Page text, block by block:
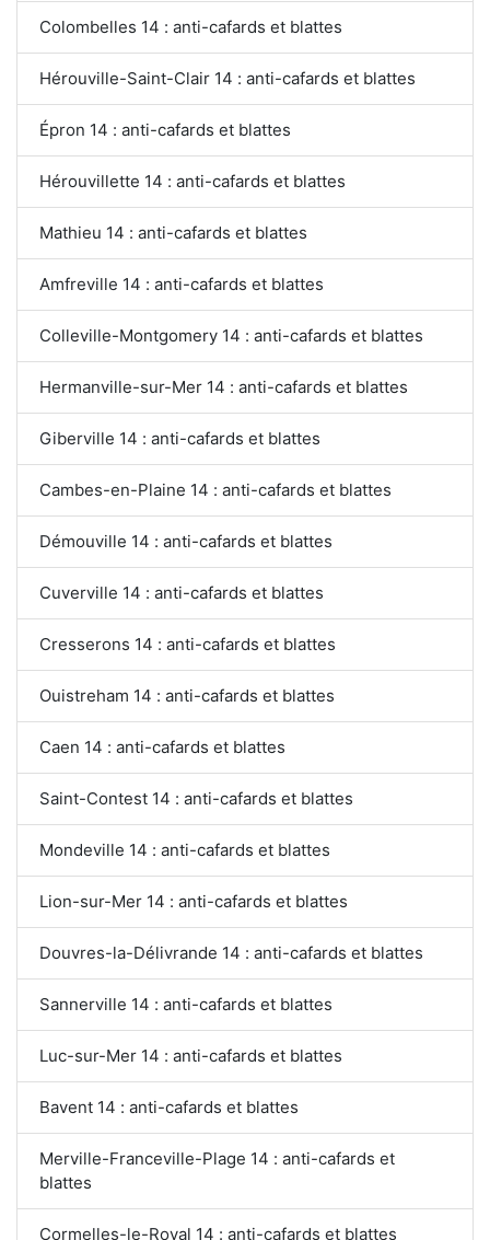
Colombelles 14 : anti-cafards et blattes
Hérouville-Saint-Clair 14 : anti-cafards et blattes
Épron 14 : anti-cafards et blattes
Hérouvillette 14 : anti-cafards et blattes
Mathieu 14 : anti-cafards et blattes
Amfreville 14 : anti-cafards et blattes
Colleville-Montgomery 14 : anti-cafards et blattes
Hermanville-sur-Mer 14 : anti-cafards et blattes
Giberville 14 : anti-cafards et blattes
Cambes-en-Plaine 14 : anti-cafards et blattes
Démouville 14 : anti-cafards et blattes
Cuverville 14 : anti-cafards et blattes
Cresserons 14 : anti-cafards et blattes
Ouistreham 14 : anti-cafards et blattes
Caen 14 : anti-cafards et blattes
Saint-Contest 14 : anti-cafards et blattes
Mondeville 14 : anti-cafards et blattes
Lion-sur-Mer 14 : anti-cafards et blattes
Douvres-la-Délivrande 14 : anti-cafards et blattes
Sannerville 14 : anti-cafards et blattes
Luc-sur-Mer 14 : anti-cafards et blattes
Bavent 14 : anti-cafards et blattes
Merville-Franceville-Plage 14 : anti-cafards et
blattes
Cormelles-le-Royal 14 : anti-cafards et blattes